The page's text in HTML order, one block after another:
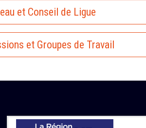
et Conseil de Ligue
et Groupes de Travail